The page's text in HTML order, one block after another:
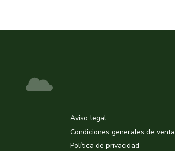
Aviso legal
Condiciones generales de venta
Política de privacidad